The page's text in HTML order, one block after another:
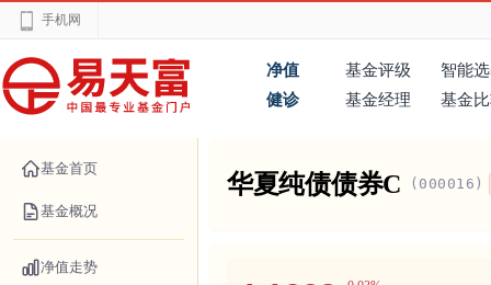
手机网
净值 基金评级
智能
健诊
基金经理 基金
基金首页
基金概况
净值走势
华夏纯债债券C (000016)